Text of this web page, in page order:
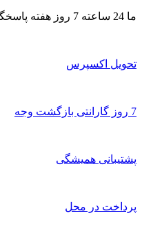
ما 24 ساعته 7 روز هفته پاسخگوی شما هستیم. (برای ویرایش این متن به پیکربندی پوسته > تب برچسب‌ها مراجعه نمایید.)
تحویل اکسپرس
7 روز گارانتی بازگشت وجه
پشتیبانی همیشگی
پرداخت در محل